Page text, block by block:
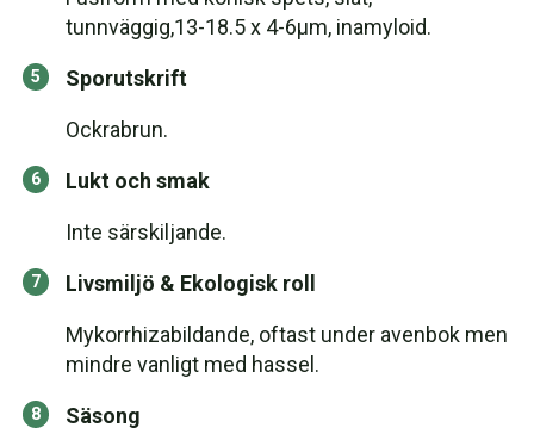
tunnväggig,13-18.5 x 4-6µm, inamyloid.
Sporutskrift
Ockrabrun.
Lukt och smak
Inte särskiljande.
Livsmiljö & Ekologisk roll
Mykorrhizabildande, oftast under avenbok men
mindre vanligt med hassel.
Säsong